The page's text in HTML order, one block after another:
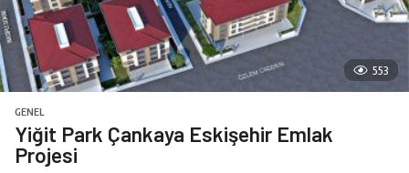
553
GENEL
Yiğit Park Çankaya Eskişehir Emlak
Projesi